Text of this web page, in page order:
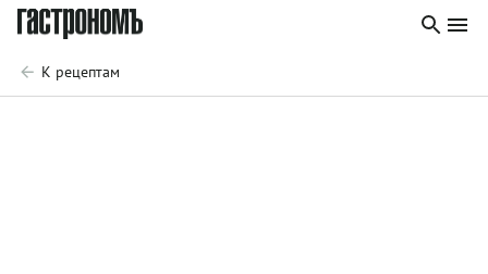
К рецептам